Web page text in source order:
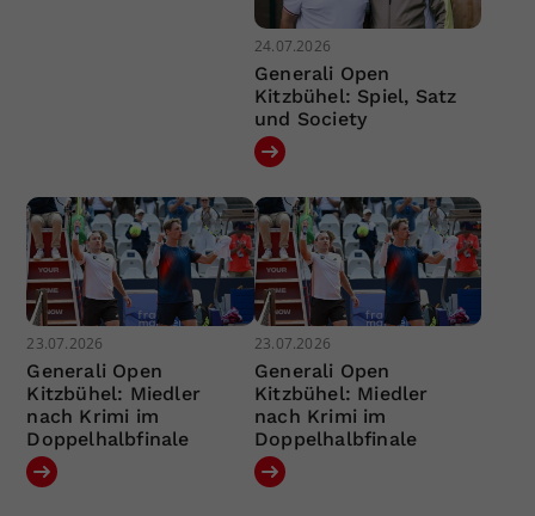
24.07.2026
Generali Open
Kitzbühel: Spiel, Satz
und Society
23.07.2026
Generali Open
Kitzbühel: Miedler
nach Krimi im
Doppelhalbfinale
23.07.2026
Generali Open
Kitzbühel: Miedler
nach Krimi im
Doppelhalbfinale